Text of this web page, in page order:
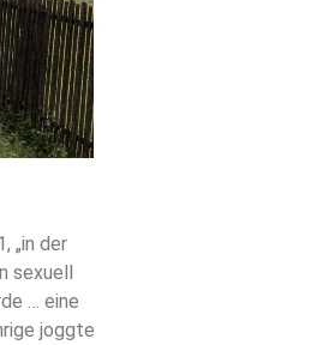
„in der
sexuell
… eine
joggte